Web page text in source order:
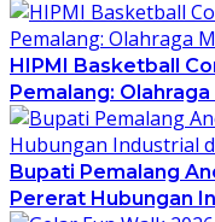
HIPMI Basketball
Pemalang:
Bupati Pemalang
Pererat Hubungan